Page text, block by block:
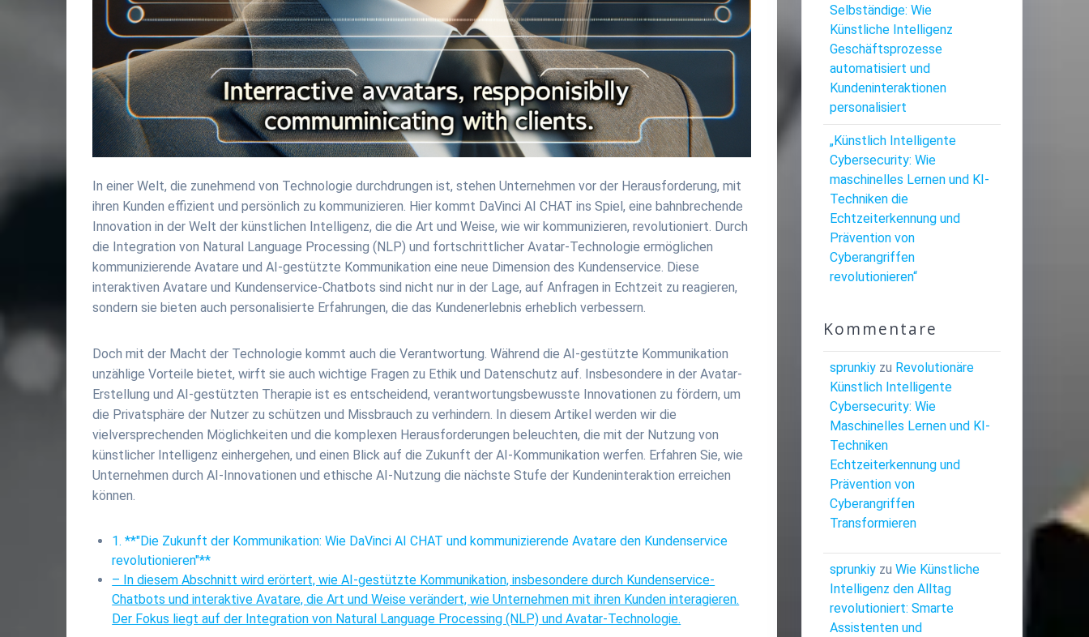
In einer Welt, die zunehmend von Technologie durchdrungen ist, stehen Unternehmen vor der Herausforderung, mit
ihren Kunden effizient und persönlich zu kommunizieren. Hier kommt DaVinci AI CHAT ins Spiel, eine bahnbrechende
Innovation in der Welt der künstlichen Intelligenz, die die Art und Weise, wie wir kommunizieren, revolutioniert. Durch
die Integration von Natural Language Processing (NLP) und fortschrittlicher Avatar-Technologie ermöglichen
kommunizierende Avatare und AI-gestützte Kommunikation eine neue Dimension des Kundenservice. Diese
interaktiven Avatare und Kundenservice-Chatbots sind nicht nur in der Lage, auf Anfragen in Echtzeit zu reagieren,
sondern sie bieten auch personalisierte Erfahrungen, die das Kundenerlebnis erheblich verbessern.
Doch mit der Macht der Technologie kommt auch die Verantwortung. Während die AI-gestützte Kommunikation
unzählige Vorteile bietet, wirft sie auch wichtige Fragen zu Ethik und Datenschutz auf. Insbesondere in der Avatar-
Erstellung und AI-gestützten Therapie ist es entscheidend, verantwortungsbewusste Innovationen zu fördern, um
die Privatsphäre der Nutzer zu schützen und Missbrauch zu verhindern. In diesem Artikel werden wir die
vielversprechenden Möglichkeiten und die komplexen Herausforderungen beleuchten, die mit der Nutzung von
künstlicher Intelligenz einhergehen, und einen Blick auf die Zukunft der AI-Kommunikation werfen. Erfahren Sie, wie
Unternehmen durch AI-Innovationen und ethische AI-Nutzung die nächste Stufe der Kundeninteraktion erreichen
können.
1. **"Die Zukunft der Kommunikation: Wie DaVinci AI CHAT und kommunizierende Avatare den Kundenservice
revolutionieren"**
– In diesem Abschnitt wird erörtert, wie AI-gestützte Kommunikation, insbesondere durch Kundenservice-
Chatbots und interaktive Avatare, die Art und Weise verändert, wie Unternehmen mit ihren Kunden interagieren.
Der Fokus liegt auf der Integration von Natural Language Processing (NLP) und Avatar-Technologie.
Selbständige: Wie
Künstliche Intelligenz
Geschäftsprozesse
automatisiert und
Kundeninteraktionen
personalisiert
„Künstlich Intelligente
Cybersecurity: Wie
maschinelles Lernen und KI-
Techniken die
Echtzeiterkennung und
Prävention von
Cyberangriffen
revolutionieren“
Kommentare
sprunkiyzu Revolutionäre
Künstlich Intelligente
Cybersecurity: Wie
Maschinelles Lernen und KI-
Techniken
Echtzeiterkennung und
Prävention von
Cyberangriffen
Transformieren
sprunkiyzu Wie Künstliche
Intelligenz den Alltag
revolutioniert: Smarte
Assistenten und